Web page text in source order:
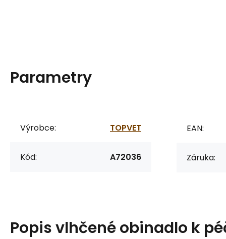
Parametry
Výrobce: TOPVET
Kód: A72036
EAN:
Záruka:
Popisvlhčené obinadlo k